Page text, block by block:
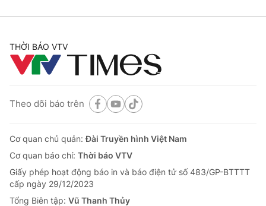
THỜI BÁO VTV
Theo dõi báo trên
Cơ quan chủ quản:Đài Truyền hình Việt Nam
Cơ quan báo chí: Thời báo VTV
Giấy phép hoạt động báo in và báo điện tử số 483/GP-BTTTT
cấp ngày 29/12/2023
Tổng Biên tập: Vũ Thanh Thủy